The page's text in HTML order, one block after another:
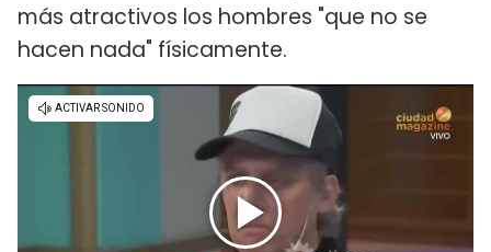
más atractivos los hombres "que no se
hacen nada" físicamente.